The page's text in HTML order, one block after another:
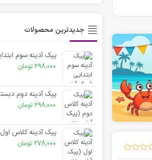
جدیدترین محصولات
پیک آدینه سوم
298,000 تومان
پیک آدینه دوم
298,000 تومان
پیک آدینه کلاس اول
278,000 تومان